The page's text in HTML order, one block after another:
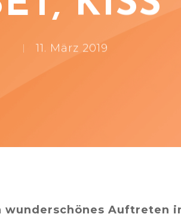
11. März 2019
wunderschönes Auftreten